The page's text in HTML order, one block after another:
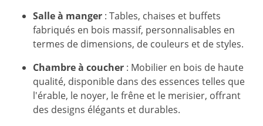
Salle à manger : Tables, chaises et buffets
fabriqués en bois massif, personnalisables en
termes de dimensions, de couleurs et de styles.
Chambre à coucher : Mobilier en bois de haute
qualité, disponible dans des essences telles que
l'érable, le noyer, le frêne et le merisier, offrant
des designs élégants et durables.